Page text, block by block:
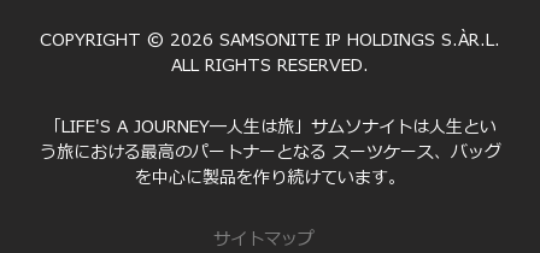
COPYRIGHT © 2026 SAMSONITE IP HOLDINGS S.ÀR.L.
ALL RIGHTS RESERVED.
「LIFE'S A JOURNEY―人生は旅」サムソナイトは人生とい
う旅における最高のパートナーとなる スーツケース、バッグ
を中心に製品を作り続けています。
サイトマップ